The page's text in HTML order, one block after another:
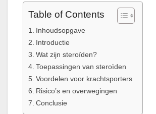
Table of Contents
Inhoudsopgave
Introductie
Wat zijn steroïden?
Toepassingen van steroïden
Voordelen voor krachtsporters
Risico’s en overwegingen
Conclusie